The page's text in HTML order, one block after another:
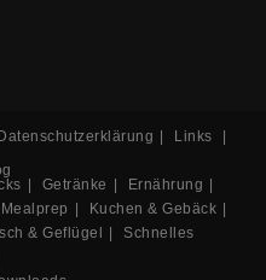
Links
Getränke
Ernährung
Mealprep
Kuchen & Gebäck
& Geflügel Schnelles